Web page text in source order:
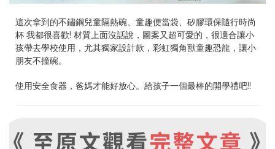
這次拿到的不鏽鋼兒童隔熱碗、童趣便當袋、矽膠環保隨行時尚
杯 我都很喜歡! 材質上面沒話說，圖案又超可愛的，很適合讓小
孩帶去學校使用，尤其獨家設計款，彩虹獨角獸童趣恐龍，讓小
朋友不撞碗。
使用安全食器，爸媽才能好放心。給孩子一個最棒的開學禮吧!!